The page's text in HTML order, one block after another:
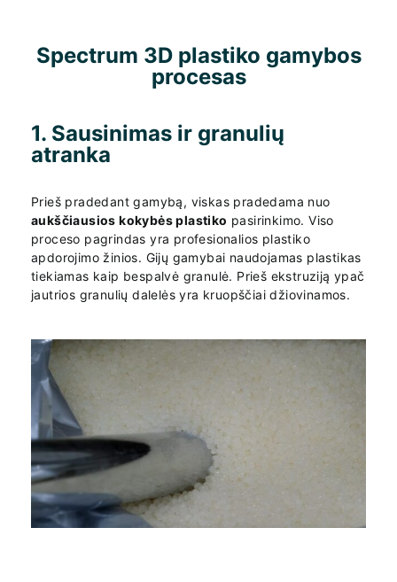
Spectrum 3D plastiko gamybos
procesas
1. Sausinimas ir granulių
atranka
Prieš pradedant gamybą, viskas pradedama nuo
aukščiausios kokybės plastiko pasirinkimo. Viso
proceso pagrindas yra profesionalios plastiko
apdorojimo žinios. Gijų gamybai naudojamas plastikas
tiekiamas kaip bespalvė granulė. Prieš ekstruziją ypač
jautrios granulių dalelės yra kruopščiai džiovinamos.